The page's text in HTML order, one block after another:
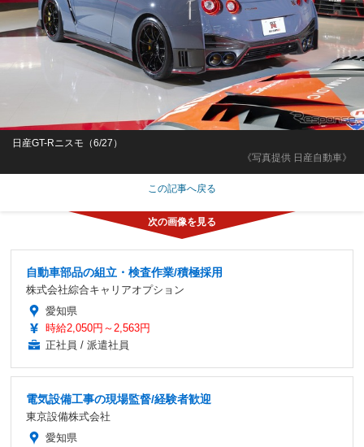
《写真提供 日産自動車》
日産GT-Rニスモ（6/27）
この記事へ戻る
自動車部品の組立・検査作業/積極採用
株式会社綜合キャリアオプション
愛知県
時給2,050円～2,563円
正社員 / 派遣社員
電気設備工事の現場監督/経験者歓迎
東京設備株式会社
愛知県